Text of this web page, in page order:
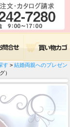
す > 結婚両親へのプレゼン
）